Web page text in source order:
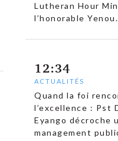
Lutheran Hour
l’honorable
12:34
ACTUALITÉS
Quand la foi
l’excellence : Pst
Eyango décroche
management